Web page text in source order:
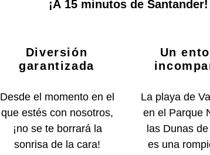
¡A 15 minutos de Santander!
Diversión
garantizada
Desde el momento en el
que estés con nosotros,
¡no se te borrará la
sonrisa de la cara!
Un
La playa de
en el Parque
las Dunas
es una